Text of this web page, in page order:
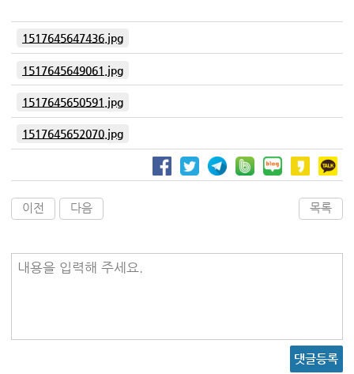
1517645647436.jpg
1517645649061.jpg
1517645650591.jpg
1517645652070.jpg
이전 다음 목록
내용을 입력해 주세요.
댓글등록